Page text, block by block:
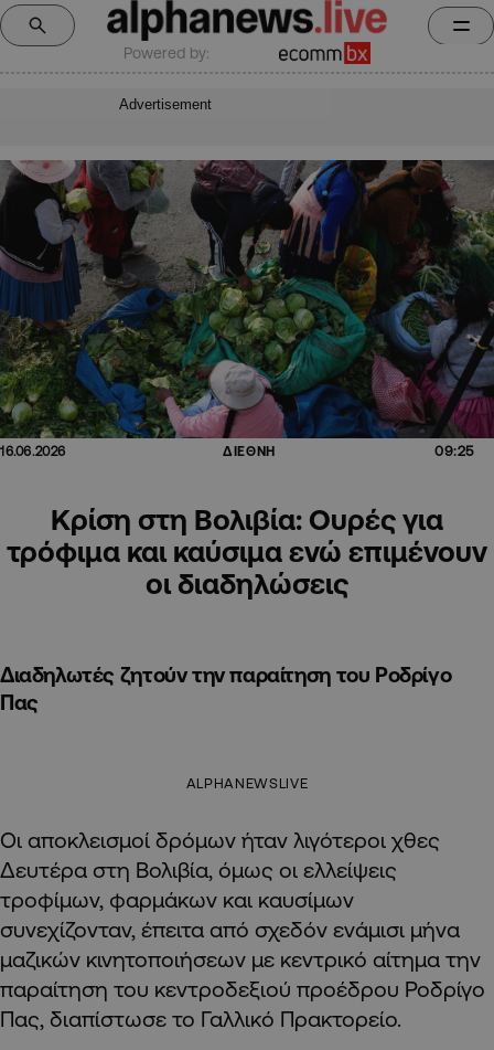
Powered by:
Advertisement
16.06.2026 ΔΙΕΘΝΗ 09:25
Κρίση στη Βολιβία: Ουρές για
τρόφιμα και καύσιμα ενώ επιμένουν
οι διαδηλώσεις
Διαδηλωτές ζητούν την παραίτηση του Ροδρίγο
Πας
ALPHANEWSLIVE
Οι αποκλεισμοί δρόμων ήταν λιγότεροι χθες
Δευτέρα στη Βολιβία, όμως οι ελλείψεις
τροφίμων, φαρμάκων και καυσίμων
συνεχίζονταν, έπειτα από σχεδόν ενάμισι μήνα
μαζικών κινητοποιήσεων με κεντρικό αίτημα την
παραίτηση του κεντροδεξιού προέδρου Ροδρίγο
Πας, διαπίστωσε το Γαλλικό Πρακτορείο.